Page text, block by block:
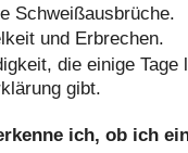
Schweißausbrüche.
und Erbrechen.
die einige
gibt.
ich, ob ich